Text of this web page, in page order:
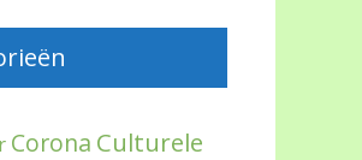
Corona Culturele